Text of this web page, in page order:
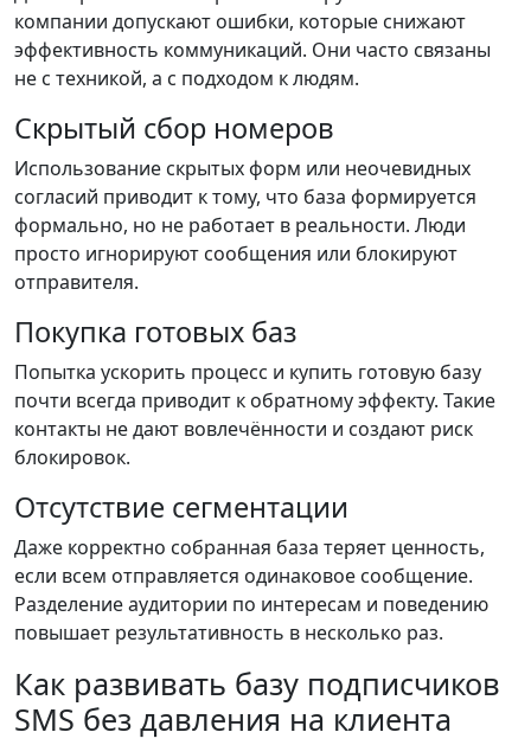
компании допускают ошибки, которые снижают
эффективность коммуникаций. Они часто связаны
не с техникой, а с подходом к людям.
Скрытый сбор номеров
Использование скрытых форм или неочевидных
согласий приводит к тому, что база формируется
формально, но не работает в реальности. Люди
просто игнорируют сообщения или блокируют
отправителя.
Покупка готовых баз
Попытка ускорить процесс и купить готовую базу
почти всегда приводит к обратному эффекту. Такие
контакты не дают вовлечённости и создают риск
блокировок.
Отсутствие сегментации
Даже корректно собранная база теряет ценность,
если всем отправляется одинаковое сообщение.
Разделение аудитории по интересам и поведению
повышает результативность в несколько раз.
Как развивать базу подписчиков
SMS без давления на клиента